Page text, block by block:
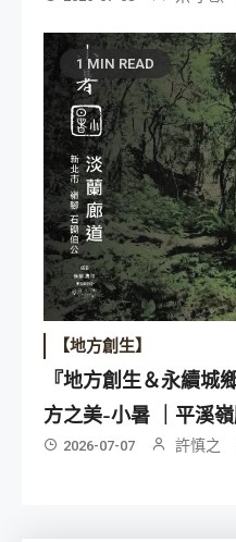
1 MIN READ
【地方創生】
『地方創生＆永續城
方之美-小暑 ｜平溪
2026-07-07 許慎之